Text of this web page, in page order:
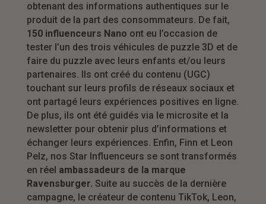
obtenant des informations authentiques sur le
produit de la part des consommateurs. De fait,
150 influenceurs Nano ont eu l’occasion de
tester l’un des trois véhicules de puzzle 3D et de
faire du puzzle avec leurs enfants et/ou leurs
partenaires. Ils ont créé du contenu (UGC)
touchant sur leurs profils de réseaux sociaux et
ont partagé leurs expériences positives en ligne.
De plus, ils ont été guidés via le microsite et la
newsletter pour obtenir plus d’informations et
échanger leurs expériences. Enfin, Finn et Leon
Pelz, nos Star Influenceurs se sont transformés
en réel ambassadeurs de la marque
Ravensburger. Suite au succès de la dernière
campagne, le créateur de contenu TikTok, Leon,